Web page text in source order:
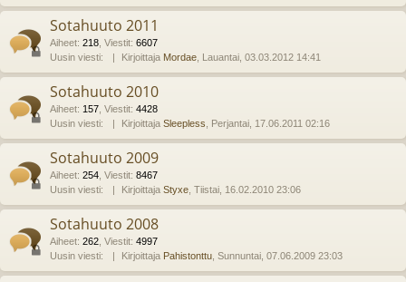
Sotahuuto 2011
Aiheet: 218 Viestit: 6607
Uusin viesti:
Kirjoittaja Mordae , Lauantai, 03.03.2012 14:41
Sotahuuto 2010
Aiheet: 157 Viestit: 4428
Uusin viesti:
Kirjoittaja Sleepless , Perjantai, 17.06.2011 02:16
Sotahuuto 2009
Aiheet: 254 Viestit: 8467
Uusin viesti:
Kirjoittaja Styxe , Tiistai, 16.02.2010 23:06
Sotahuuto 2008
Aiheet: 262 Viestit: 4997
Uusin viesti:
Kirjoittaja Pahistonttu , Sunnuntai, 07.06.2009 23:03